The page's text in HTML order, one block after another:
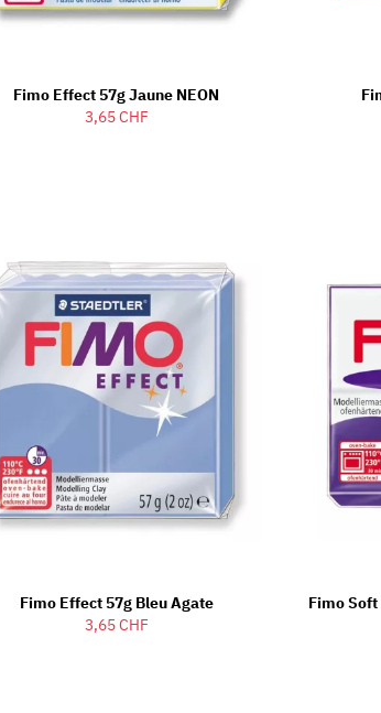
Fimo Effect 57g Jaune NEON
3,65 CHF
Fimo Effect 57g Bleu Agate
3,65 CHF
Fimo